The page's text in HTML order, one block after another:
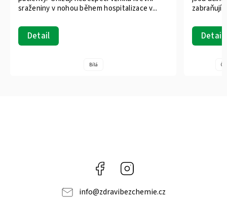
Detail
sraženiny v nohou během hospitalizace v...
Bílá
Detail
zabraňují
Facebook
info@zdravibezchemie.cz